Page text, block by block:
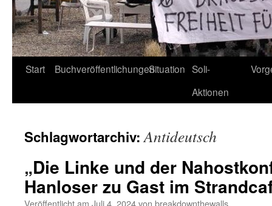
Start BuchveröffentlichungenSituation Soli-
Aktionen
Schlagwortarchiv:Antideutsch
„Die Linke und der
Hanloser zu Gast im
Veröffentlicht am Juli 4, 2024von breakdownthewalls